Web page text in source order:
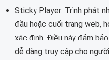
Sticky Player: Trình phát
đầu hoặc cuối trang web,
xác định. Điều này đảm
dễ dàng truy cập cho